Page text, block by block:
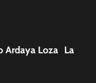
Ardaya Loza La